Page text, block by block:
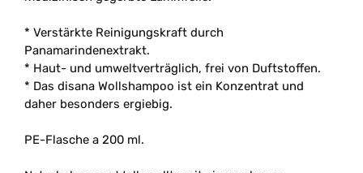
* Verstärkte Reinigungskraft durch
Panamarindenextrakt.
* Haut- und umweltverträglich, frei von Duftstoffen.
* Das disana Wollshampoo ist ein Konzentrat und
daher besonders ergiebig.
PE-Flasche a 200 ml.